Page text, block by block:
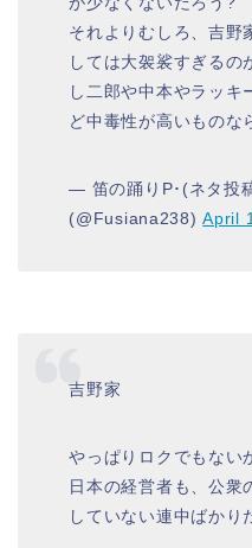
それよりむしろ、吉野
しては大袈裟すぎるの
し二郎や中本やラッキ
ど中毒性が高いものな
— 笛の踊りP･(ネタ投
(@Fusiana238)April
吉野家
やっぱりロクでもない
日本の経営者も、公衆
していない連中ばかり